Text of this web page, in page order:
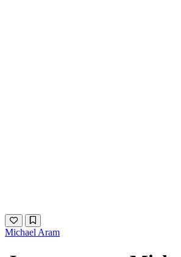
Michael Aram